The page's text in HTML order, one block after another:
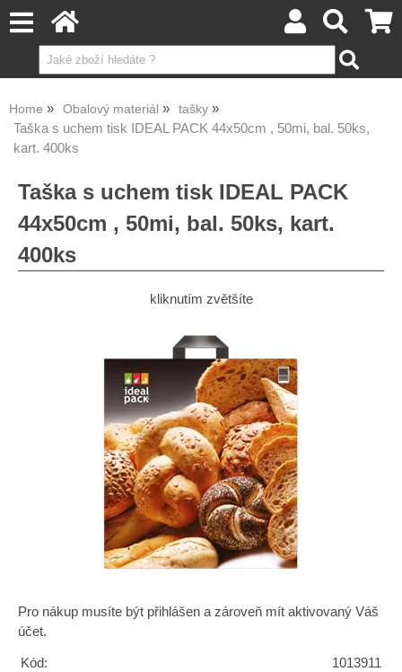
Home Obalový materiál tašky
Taška s uchem tisk IDEAL PACK 44x50cm , 50mi, bal. 50ks,
kart. 400ks
Taška s uchem tisk IDEAL PACK
44x50cm , 50mi, bal. 50ks, kart.
400ks
kliknutím zvětšíte
Pro nákup musíte být přihlášen a zároveň mít aktivovaný Váš
účet.
Kód:
1013911